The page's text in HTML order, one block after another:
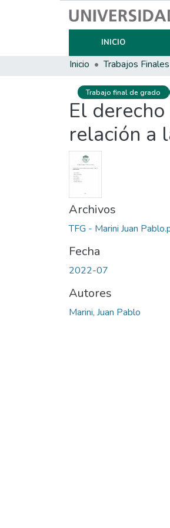
INICIO
Inicio
Trabajo final de grado
El
relación a
Archivos
TFG - Marini Juan
Fecha
2022-07
Autores
Marini, Juan Pablo